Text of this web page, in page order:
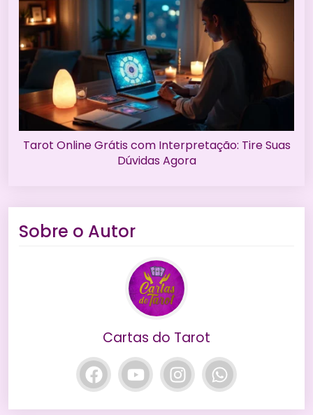
Tarot Online Grátis com Interpretação: Tire Suas
Dúvidas Agora
Sobre o Autor
Cartas do Tarot